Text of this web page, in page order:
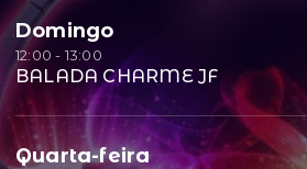
Domingo
12:00 - 13:00
BALADA CHARME JF
Quarta-feira